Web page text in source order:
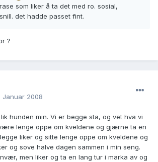
som liker å ta det med ro. sosial,
det hadde passet fint.
?
Januar 2008
hunden min. Vi er begge sta, og vet hva vi
lenge oppe om kveldene og gjærne ta en
liker og sitte lenge oppe om kveldene og
og sove halve dagen sammen i min seng.
men liker og ta en lang tur i marka av og